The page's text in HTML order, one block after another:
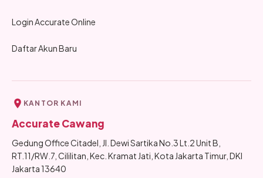
Login Accurate Online
Daftar Akun Baru
KANTOR KAMI
Accurate Cawang
Gedung Office Citadel, Jl. Dewi Sartika No.3 Lt.2 Unit B,
RT.11/RW.7, Cililitan, Kec. Kramat Jati, Kota Jakarta Timur, DKI
Jakarta 13640